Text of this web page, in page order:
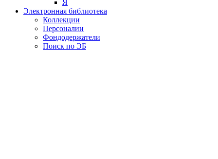
Я
Электронная библиотека
Коллекции
Персоналии
Фондодержатели
Поиск по ЭБ